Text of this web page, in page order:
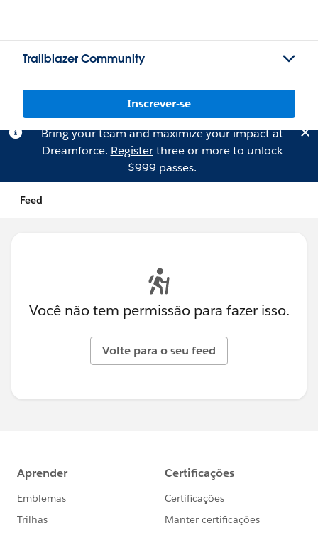
Trailblazer Community
Inscrever-se
Bring your team and maximize your impact at
Dreamforce. Registerthree or more to unlock
$999 passes.
Feed
Você não tem permissão para fazer isso.
Volte para o seu feed